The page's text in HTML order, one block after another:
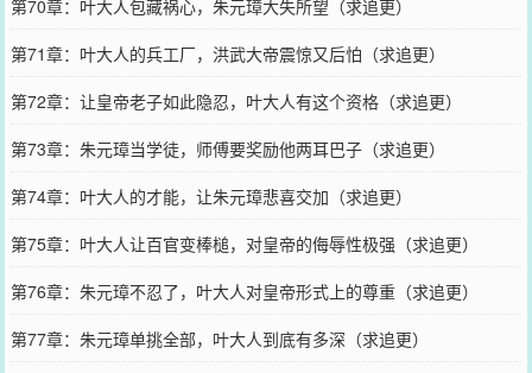
第70章：叶大人包藏祸心，朱元璋大失所望（求追更）
第71章：叶大人的兵工厂，洪武大帝震惊又后怕（求追更）
第72章：让皇帝老子如此隐忍，叶大人有这个资格（求追更）
第73章：朱元璋当学徒，师傅要奖励他两耳巴子（求追更）
第74章：叶大人的才能，让朱元璋悲喜交加（求追更）
第75章：叶大人让百官变棒槌，对皇帝的侮辱性极强（求追更）
第76章：朱元璋不忍了，叶大人对皇帝形式上的尊重（求追更）
第77章：朱元璋单挑全部，叶大人到底有多深（求追更）